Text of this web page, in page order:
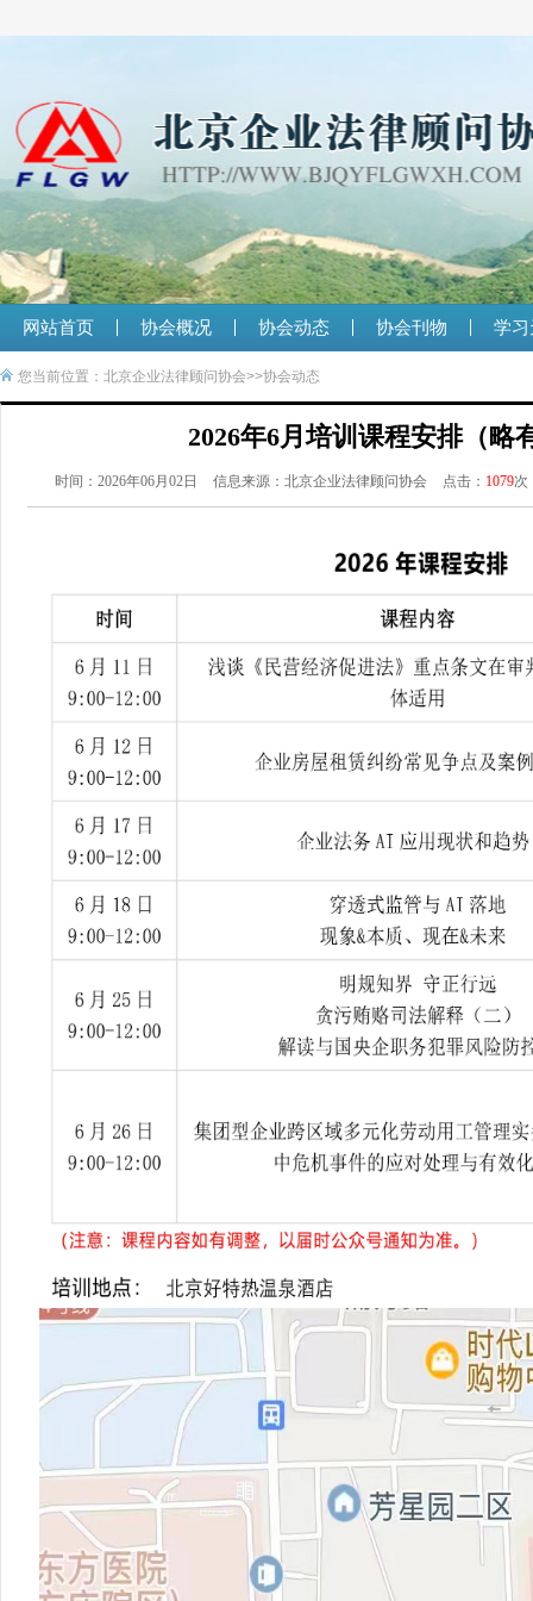
网站首页 协会概况 协会动态 协会刊物 学
您当前位置： 北京企业法律顾问协会>>协会动态
2026年6月培训课程安排（略
时间：2026年06月02日 信息来源：北京企业法律顾问协会 点击： 1079次